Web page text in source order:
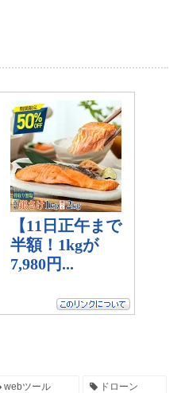
webツール ドローン